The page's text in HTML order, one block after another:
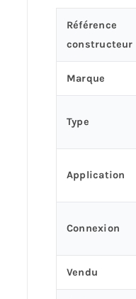
Référence
constructeur
Marque
Type
Application
Connexion
Vendu